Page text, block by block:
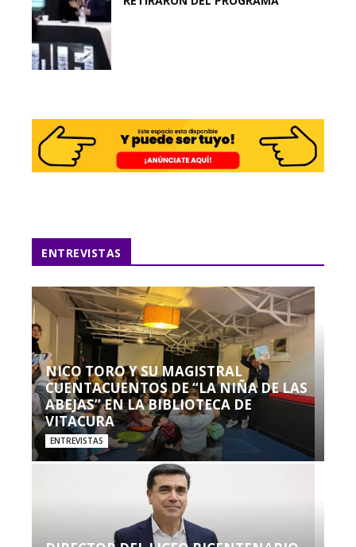
ENTREVISTAS
NICO TORO Y SU MAGISTRAL
CUENTACUENTOS DE “LA NIÑA DE LAS
ABEJAS” EN LA BIBLIOTECA DE
VITACURA
ENTREVISTAS